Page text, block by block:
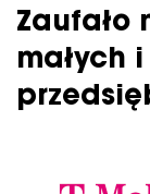
Zaufało
małych